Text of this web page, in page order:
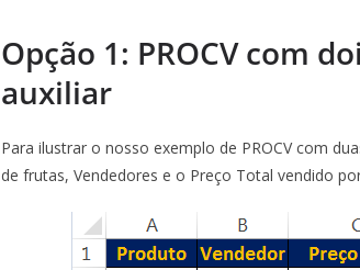
Opção 1: PROCV com
auxiliar
Para ilustrar o nosso exemplo de PROCV com
de frutas, Vendedores e o Preço Total vendido